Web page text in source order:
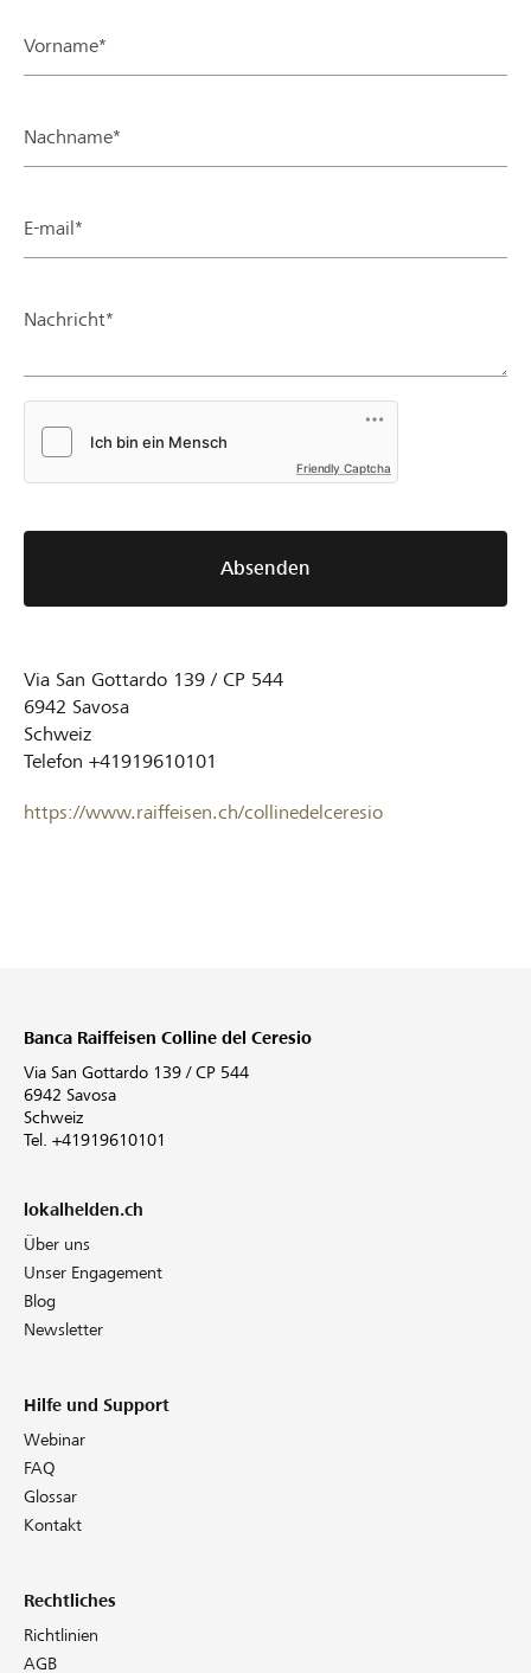
Vorname*
Nachname*
E-mail*
Nachricht*
Friendly Captcha
Absenden
Via San Gottardo 139 / CP 544
6942 Savosa
Schweiz
Telefon +41919610101
https://www.raiffeisen.ch/collinedelceresio
Banca Raiffeisen Colline del Ceresio
Via San Gottardo 139 / CP 544
6942 Savosa
Schweiz
Tel. +41919610101
lokalhelden.ch
Über uns
Unser Engagement
Blog
Newsletter
Hilfe und Support
Webinar
FAQ
Glossar
Kontakt
Rechtliches
Richtlinien
AGB